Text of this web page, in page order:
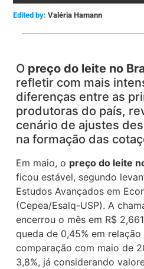
Edited by: Valéria Hamann
O preço do leite no
refletir com mais
diferenças entre as
produtoras do país,
cenário de ajustes
na formação das
Em maio, o preço do leite
ficou estável, segundo
Estudos Avançados em
(Cepea/Esalq-USP). A
encerrou o mês em R$
queda de 0,45% em relação
comparação com maio de
3,8%, já considerando